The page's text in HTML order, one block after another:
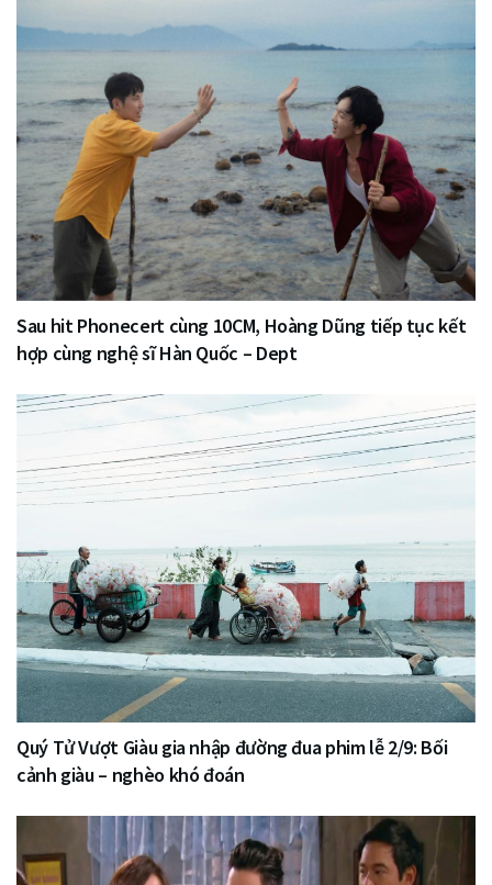
Sau hit Phonecert cùng 10CM, Hoàng Dũng tiếp tục kết
hợp cùng nghệ sĩ Hàn Quốc – Dept
Quý Tử Vượt Giàu gia nhập đường đua phim lễ 2/9: Bối
cảnh giàu – nghèo khó đoán